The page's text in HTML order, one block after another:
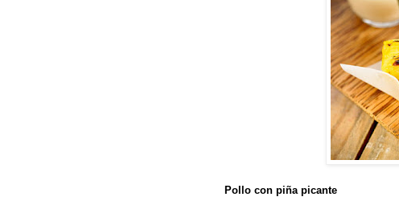
Pollo con piña picante